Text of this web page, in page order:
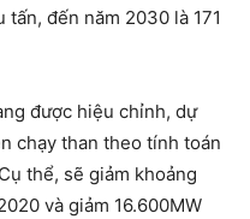
đến năm 2030 là 171
được hiệu chỉnh, dự
chạy than theo tính toán
thể, sẽ giảm khoảng
và giảm 16.600MW